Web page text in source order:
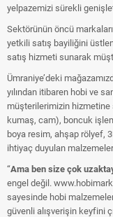
yelpazemizi sürekli
Sektörünün öncü
yetkili satış bayiliğini
satış hizmeti sunarak
Ümraniye’deki
yılından itibaren hobi ve
müşterilerimizin
kumaş, cam), boncuk
boya resim, ahşap rölyef,
ihtiyaç duyulan
“Ama ben size çok
engel değil.
sayesinde hobi
güvenli alışverişin keyfini